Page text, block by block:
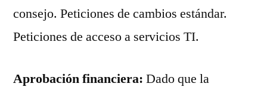
consejo. Peticiones de cambios estándar.
Peticiones de acceso a servicios TI.
Aprobación financiera: Dado que la